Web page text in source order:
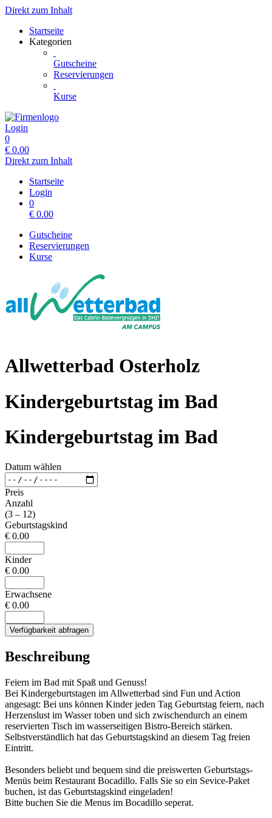
Direkt zum Inhalt
Startseite
Kategorien
Gutscheine
Reservierungen
Kurse
Login
0
€ 0.00
Direkt zum Inhalt
Startseite
Login
0
€ 0.00
Gutscheine
Reservierungen
Kurse
Allwetterbad Osterholz
Kindergeburtstag im Bad
Kindergeburtstag im Bad
Datum wählen
Preis
Anzahl
(3 – 12)
Geburtstagskind
€ 0.00
Kinder
€ 0.00
Erwachsene
€ 0.00
Verfügbarkeit abfragen
Beschreibung
Feiern im Bad mit Spaß und Genuss!
Bei Kindergeburtstagen im Allwetterbad sind Fun und Action
angesagt: Bei uns können Kinder jeden Tag Geburtstag feiern, nach
Herzenslust im Wasser toben und sich zwischendurch an einem
reservierten Tisch im wasserseitigen Bistro-Bereich stärken.
Selbstverständlich hat das Geburtstagskind an diesem Tag freien
Eintritt.
Besonders beliebt und bequem sind die preiswerten Geburtstags-
Menüs beim Restaurant Bocadillo. Falls Sie so ein Sevice-Paket
buchen, ist das Geburtstagskind eingeladen!
Bitte buchen Sie die Menus im Bocadillo seperat.